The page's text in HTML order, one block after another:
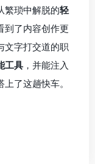
繁琐中解脱的轻
到了内容创作更
文字打交道的职
工具 ，并能注入
了这趟快车。